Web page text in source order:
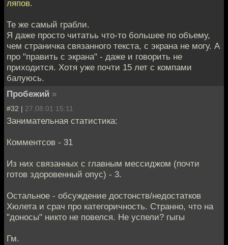
ляпов.
Те же самый грабли.
Я даже просто читатьь что-то большее по объему,
чем страничка связанного текста, с экрана не могу. А
про "править с экрана" - даже и говорить не
приходится. Хотя уже почти 15 лет с компами
балуюсь.
Пробежий »
#32 | 27.08.01 15:11
Занимательная статистика:
Комментсов - 31
Из них связанных с главным мессиджом (почти
готов здоровенный опус) - 3.
Остальное - обсуждение достонств/недостатков
Хюлета и срач про категоричность. Странно, что на
"доносы" никто не повелся. Не успели? гыгы
Гм.